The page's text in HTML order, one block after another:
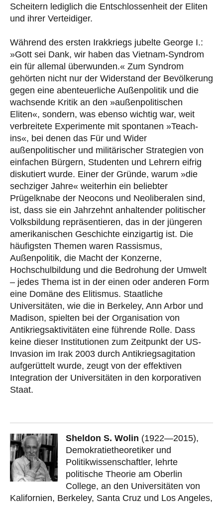
Scheitern lediglich die Entschlossenheit der Eliten
und ihrer Verteidiger.
Während des ersten Irakkriegs jubelte George I.:
»Gott sei Dank, wir haben das Vietnam-Syndrom
ein für allemal überwunden.« Zum Syndrom
gehörten nicht nur der Widerstand der Bevölkerung
gegen eine abenteuerliche Außenpolitik und die
wachsende Kritik an den »außenpolitischen
Eliten«, sondern, was ebenso wichtig war, weit
verbreitete Experimente mit spontanen »Teach-
ins«, bei denen das Für und Wider
außenpolitischer und militärischer Strategien von
einfachen Bürgern, Studenten und Lehrern eifrig
diskutiert wurde. Einer der Gründe, warum »die
sechziger Jahre« weiterhin ein beliebter
Prügelknabe der Neocons und Neoliberalen sind,
ist, dass sie ein Jahrzehnt anhaltender politischer
Volksbildung repräsentieren, das in der jüngeren
amerikanischen Geschichte einzigartig ist. Die
häufigsten Themen waren Rassismus,
Außenpolitik, die Macht der Konzerne,
Hochschulbildung und die Bedrohung der Umwelt
– jedes Thema ist in der einen oder anderen Form
eine Domäne des Elitismus. Staatliche
Universitäten, wie die in Berkeley, Ann Arbor und
Madison, spielten bei der Organisation von
Antikriegsaktivitäten eine führende Rolle. Dass
keine dieser Institutionen zum Zeitpunkt der US-
Invasion im Irak 2003 durch Antikriegsagitation
aufgerüttelt wurde, zeugt von der effektiven
Integration der Universitäten in den korporativen
Staat.
Sheldon S. Wolin (1922—2015),
Demokratietheoretiker und
Politikwissenschaftler, lehrte
politische Theorie am Oberlin
College, an den Universitäten von
Kalifornien, Berkeley, Santa Cruz und Los Angeles,